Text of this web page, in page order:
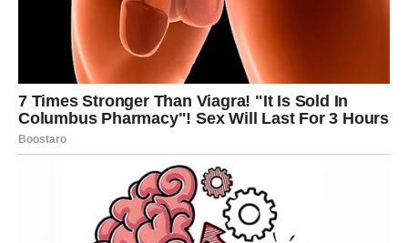
Posao
Poslovno, dolaze pregovori, razgovori i nove ideje. Vaša
sposobnost prilagođavanja donosi uspeh. Finansije se
popravljaju kroz dodatni angažman.